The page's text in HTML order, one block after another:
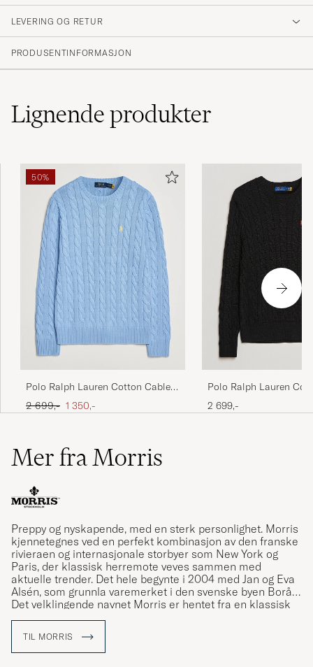
LEVERING OG RETUR
PRODUSENTINFORMASJON
Lignendeprodukter
50%
Polo Ralph Lauren Cotton Cable
Pullover Austin Blue
Ordinær pris
2 699,- Nedsatt pris
1 350,-
Polo Ralph Lauren
Pullover Polo Black
2 699,-
Mer fra Morris
Preppy og nyskapende, med en sterk personlighet. Morris
kjennetegnes ved en perfekt kombinasjon av den franske
rivieraen og internasjonale storbyer som New York og
Paris, der klassisk herremote veves sammen med
aktuelle trender. Det hele begynte i 2004 med Jan og Eva
Alsén, som grunnla varemerket i den svenske byen Borås.
Det velklingende navnet Morris er hentet fra en klassisk
herreekvipering ved samme navn, som hadde sine
TIL MORRIS